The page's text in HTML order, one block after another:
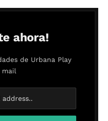
ahora!
de Urbana Play
mail